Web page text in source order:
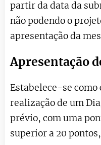
partir da data da
não podendo o
apresentação da
Apresentação
Estabelece-se como
realização de um
prévio, com uma
superior a 20